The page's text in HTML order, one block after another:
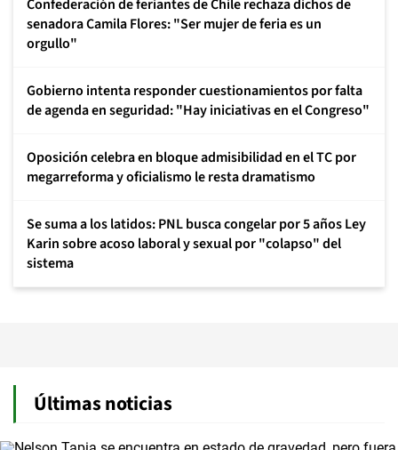
Confederación de feriantes de Chile rechaza dichos de
senadora Camila Flores: "Ser mujer de feria es un
orgullo"
Gobierno intenta responder cuestionamientos por falta
de agenda en seguridad: "Hay iniciativas en el Congreso"
Oposición celebra en bloque admisibilidad en el TC por
megarreforma y oficialismo le resta dramatismo
Se suma a los latidos: PNL busca congelar por 5 años Ley
Karin sobre acoso laboral y sexual por "colapso" del
sistema
Últimas noticias